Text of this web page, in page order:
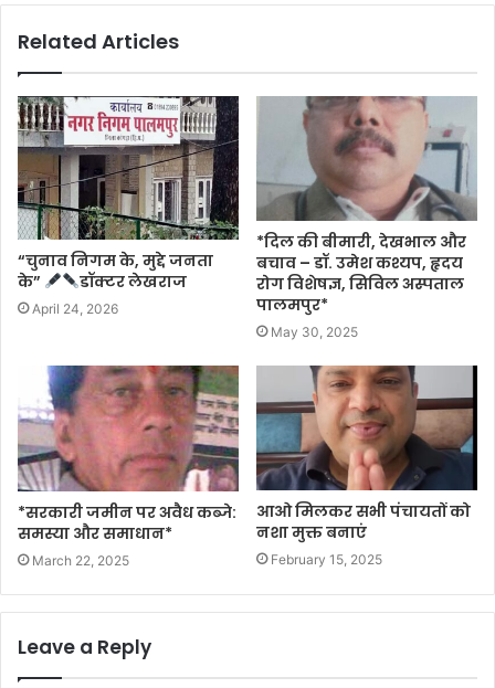
Related Articles
“चुनाव निगम के, मुद्दे जनता
के”
डॉक्टर लेखराज
April 24, 2026
*दिल की बीमारी, देखभाल और
बचाव – डॉ. उमेश कश्यप, हृदय
रोग विशेषज्ञ, सिविल अस्पताल
पालमपुर*
May 30, 2025
*सरकारी जमीन पर अवैध कब्जे:
समस्या और समाधान*
March 22, 2025
आओ मिलकर सभी पंचायतों को
नशा मुक्त बनाएं
February 15, 2025
Leave a Reply